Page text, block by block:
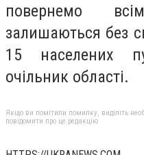
повернемо
залишаються без
15 населених
очільник області.
Якщо ви помітили помилку, виділіть
повідомити про це редакцію